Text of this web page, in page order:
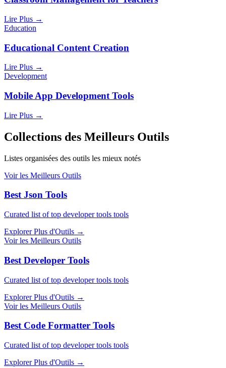
Lire Plus →
Education
Educational Content Creation
Lire Plus →
Development
Mobile App Development Tools
Lire Plus →
Collections des Meilleurs Outils
Listes organisées des outils les mieux notés
Voir les Meilleurs Outils
Best Json Tools
Curated list of top developer tools tools
Explorer Plus d'Outils →
Voir les Meilleurs Outils
Best Developer Tools
Curated list of top developer tools tools
Explorer Plus d'Outils →
Voir les Meilleurs Outils
Best Code Formatter Tools
Curated list of top developer tools tools
Explorer Plus d'Outils →